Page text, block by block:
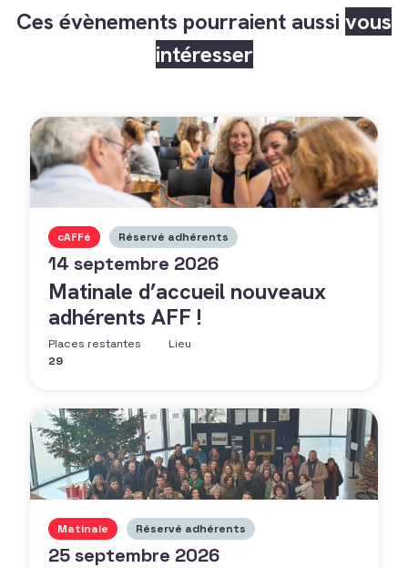
Ces évènements pourraient aussi vous
intéresser
cAFFé Réservé adhérents
14 septembre 2026
Matinale d’accueil nouveaux
adhérents AFF !
Places restantes
29
Lieu
Matinale Réservé adhérents
25 septembre 2026